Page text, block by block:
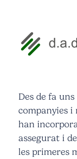
Des de fa
companyies i
han
assegurat i
les primeres